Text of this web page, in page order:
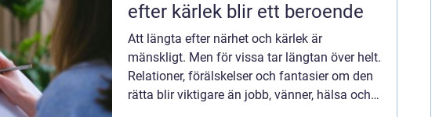
efter kärlek blir ett beroende
Att längta efter närhet och kärlek är
mänskligt. Men för vissa tar längtan över helt.
Relationer, förälskelser och fantasier om den
rätta blir viktigare än jobb, vänner, hälsa och